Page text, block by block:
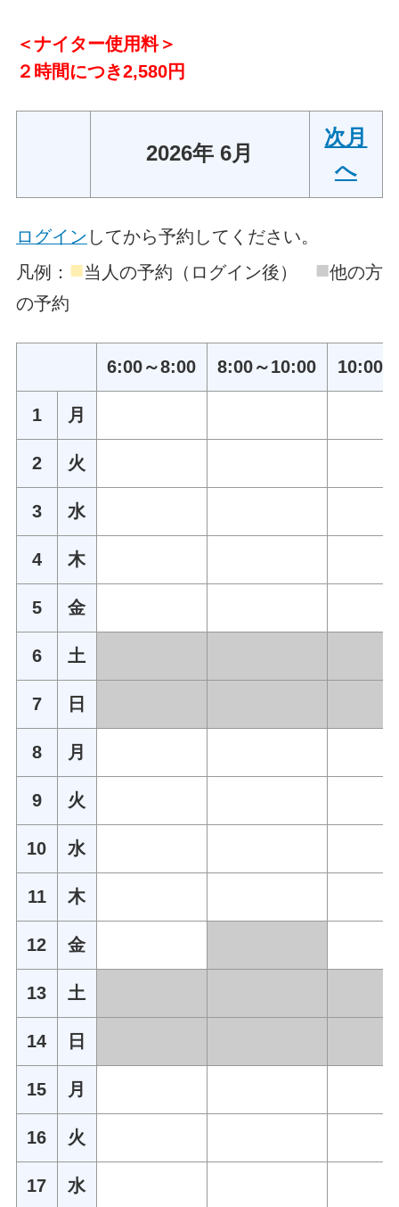
＜ナイター使用料＞
２時間につき2,580円
2026年 6月
次月
へ
ログイン してから予約してください。
凡例： ■当人の予約（ログイン後） ■他の方
の予約
6:00～8:00 8:00～10:00 10:00
1 月
2 火
3 水
4 木
5 金
6 土
7 日
8 月
9 火
10 水
11 木
12 金
13 土
14 日
15 月
16 火
17 水